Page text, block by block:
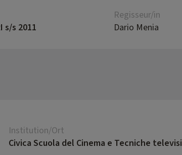
Regisseur/in
s/s 2011 Dario Menia
Institution/Ort
Civica Scuola del Cinema e Tecniche